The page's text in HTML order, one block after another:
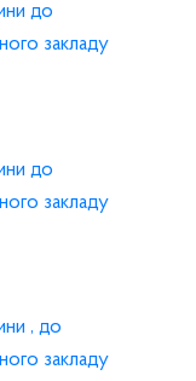
до
закладу
до
закладу
, до
закладу